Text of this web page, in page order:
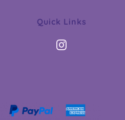
Quick Links